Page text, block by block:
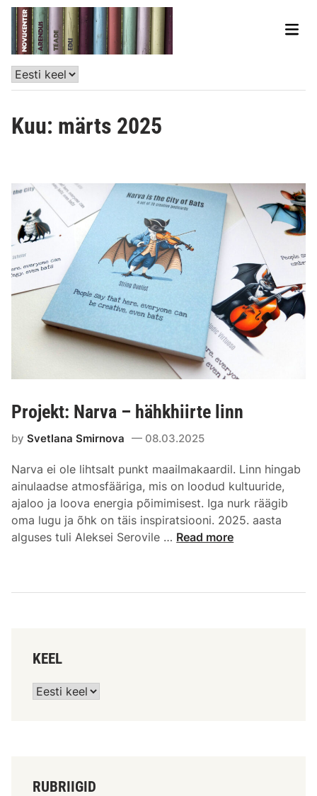
Kuu: märts 2025
Projekt: Narva – hähkhiirte linn
bySvetlana Smirnova 08.03.2025
Narva ei ole lihtsalt punkt maailmakaardil. Linn hingab
ainulaadse atmosfääriga, mis on loodud kultuuride,
ajaloo ja loova energia põimimisest. Iga nurk räägib
oma lugu ja õhk on täis inspiratsiooni. 2025. aasta
alguses tuli Aleksei Serovile … Read more
KEEL
RUBRIIGID